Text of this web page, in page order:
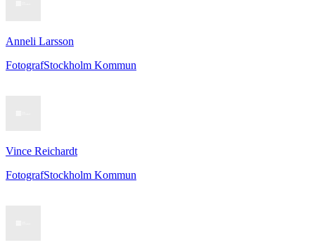
Anneli Larsson
FotografStockholm Kommun
Vince Reichardt
FotografStockholm Kommun